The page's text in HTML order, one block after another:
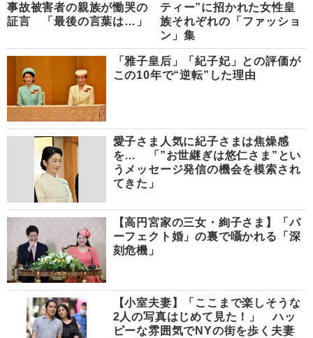
事故被害者の親族が慟哭の
証言 「最後の言葉は…」
ティー”に招かれた女性皇
族それぞれの「ファッショ
ン」集
「雅子皇后」「紀子妃」との評価が
この10年で“逆転”した理由
愛子さま人気に紀子さまは焦燥感
を… 「”お世継ぎは悠仁さま”とい
うメッセージ発信の機会を模索され
てきた」
【高円宮家の三女・絢子さま】「パ
ーフェクト婚」の裏で囁かれる「深
刻危機」
【小室夫妻】「ここまで楽しそうな
2人の写真はじめて見た！」 ハッ
ピーな雰囲気でNYの街を歩く夫妻